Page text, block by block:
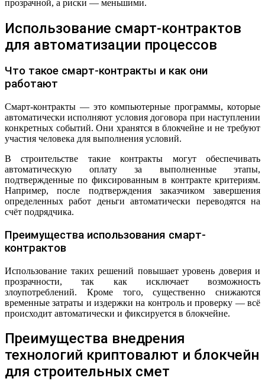
прозрачной, а риски — меньшими.
Использование смарт-контрактов
для автоматизации процессов
Что такое смарт-контракты и как они
работают
Смарт-контракты — это компьютерные программы, которые
автоматически исполняют условия договора при наступлении
конкретных событий. Они хранятся в блокчейне и не требуют
участия человека для выполнения условий.
В строительстве такие контракты могут обеспечивать
автоматическую оплату за выполненные этапы,
подтвержденные по фиксированным в контракте критериям.
Например, после подтверждения заказчиком завершения
определенных работ деньги автоматически переводятся на
счёт подрядчика.
Преимущества использования смарт-
контрактов
Использование таких решений повышает уровень доверия и
прозрачности, так как исключает возможность
злоупотреблений. Кроме того, существенно снижаются
временные затраты и издержки на контроль и проверку — всё
происходит автоматически и фиксируется в блокчейне.
Преимущества внедрения
технологий криптовалют и блокчейн
для строительных смет